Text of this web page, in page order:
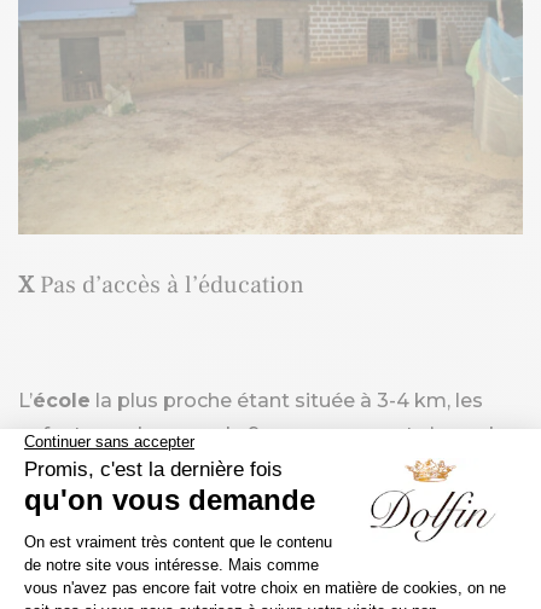
XPas d’accès à l’éducation
L’école la plus proche étant située à 3-4 km, les
enfants en-dessous de 9 ans ne peuvent s’y rendre
tout seul. Par conséquent, une “école” franco-arabe
de substitution existe dans le village depuis 2018.
Il y a 4 classes pouvant accueillir une centaine
d’enfants. Deux instituteurs volontaires et non